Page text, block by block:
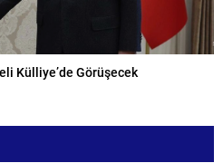
Külliye’de Görüşecek